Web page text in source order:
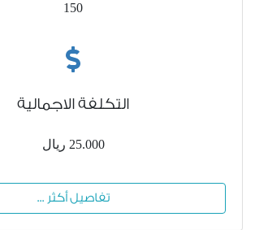
150
التكلفة الاجمالية
25.000 ريال
تفاصيل أكثر ...